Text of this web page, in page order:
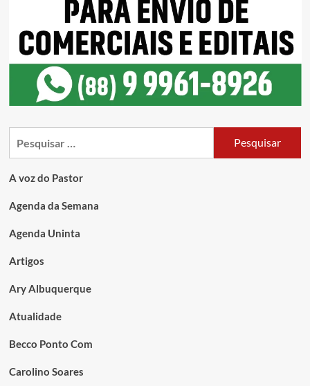
A voz do Pastor
Agenda da Semana
Agenda Uninta
Artigos
Ary Albuquerque
Atualidade
Becco Ponto Com
Carolino Soares